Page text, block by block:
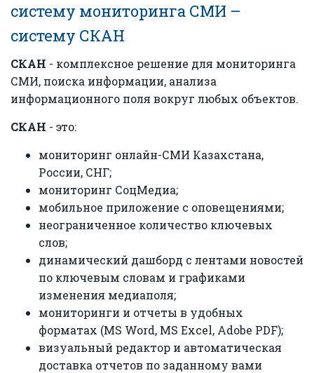
систему мониторинга СМИ –
систему СКАН
СКАН - комплексное решение для мониторинга
СМИ, поиска информации, анализа
информационного поля вокруг любых объектов.
СКАН - это:
мониторинг онлайн-СМИ Казахстана,
России, СНГ;
мониторинг СоцМедиа;
мобильное приложение с оповещениями;
неограниченное количество ключевых
слов;
динамический дашборд с лентами новостей
по ключевым словам и графиками
изменения медиаполя;
мониторинги и отчеты в удобных
форматах (MS Word, MS Excel, Adobe PDF);
визуальный редактор и автоматическая
доставка отчетов по заданному вами